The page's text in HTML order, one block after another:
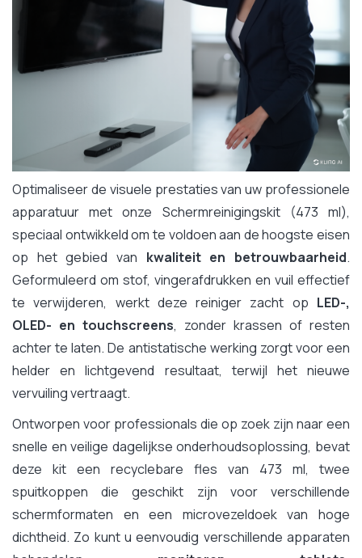
Optimaliseer de visuele prestaties van uw professionele
apparatuur met onze Schermreinigingskit (473 ml),
speciaal ontwikkeld om te voldoen aan de hoogste eisen
op het gebied van kwaliteit en betrouwbaarheid.
Geformuleerd om stof, vingerafdrukken en vuil effectief
te verwijderen, werkt deze reiniger zacht op LED-,
OLED- en touchscreens, zonder krassen of resten
achter te laten. De antistatische werking zorgt voor een
helder en lichtgevend resultaat, terwijl het nieuwe
vervuiling vertraagt.
Ontworpen voor professionals die op zoek zijn naar een
snelle en veilige dagelijkse onderhoudsoplossing, bevat
deze kit een recyclebare fles van 473 ml, twee
spuitkoppen die geschikt zijn voor verschillende
schermformaten en een microvezeldoek van hoge
dichtheid. Zo kunt u eenvoudig verschillende apparaten